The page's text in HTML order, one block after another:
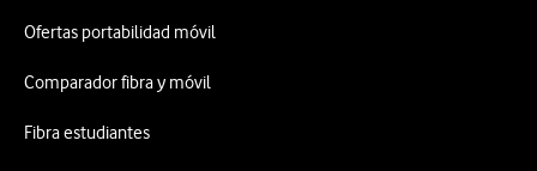
Ofertas portabilidad móvil
Comparador fibra y móvil
Fibra estudiantes